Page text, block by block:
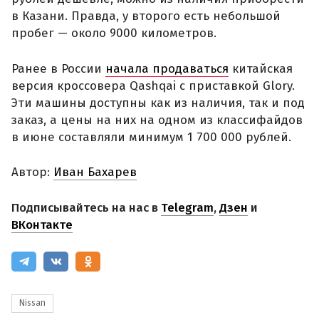
в Казани. Правда, у второго есть небольшой
пробег — около 9000 километров.
Ранее в России начала продаваться китайская
версия кроссовера Qashqai с приставкой Glory.
Эти машины доступны как из наличия, так и под
заказ, а цены на них на одном из классифайдов
в июне составляли минимум 1 700 000 рублей.
Автор: Иван Бахарев
Подписывайтесь на нас в Telegram,Дзен и
ВКонтакте
Nissan